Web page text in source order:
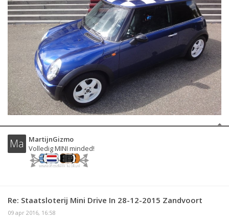
Ma
MartijnGizmo
Volledig MINI minded!
Re: Staatsloterij Mini Drive In 28-12-2015 Zandvoort
09 apr 2016, 16:58